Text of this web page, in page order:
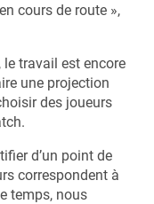
cours de route »,
le travail est encore
une projection
des joueurs
d’un point de
correspondent à
temps, nous